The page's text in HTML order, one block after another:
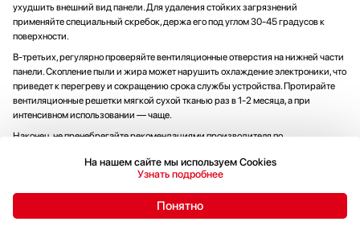
ухудшить внешний вид панели. Для удаления стойких загрязнений
применяйте специальный скребок, держа его под углом 30-45 градусов к
поверхности.
В-третьих, регулярно проверяйте вентиляционные отверстия на нижней части
панели. Скопление пыли и жира может нарушить охлаждение электроники, что
приведет к перегреву и сокращению срока службы устройства. Протирайте
вентиляционные решетки мягкой сухой тканью раз в 1-2 месяца, а при
интенсивном использовании — чаще.
Наконец, не пренебрегайте рекомендациями производителя по
индукционные панели оснащены защитой от перегрева, длительная
эксплуатация в экстремальных режимах ускоряет износ электронных
компонентов. Для блюд, требующих длительного томления, используйте
средние мощности и функцию поддержания температуры — это обеспечит
На нашем сайте мы используем Cookies
Узнать подробнее
Понятно